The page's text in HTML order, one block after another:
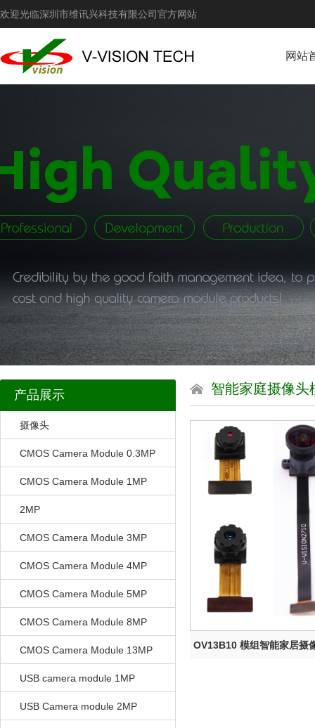
欢迎光临深圳市维讯兴科技有限公司官方网站
网站
产品展示
摄像头
CMOS Camera Module 0.3MP
CMOS Camera Module 1MP
2MP
CMOS Camera Module 3MP
CMOS Camera Module 4MP
CMOS Camera Module 5MP
CMOS Camera Module 8MP
CMOS Camera Module 13MP
USB camera module 1MP
USB Camera module 2MP
智能家庭摄像头
OV13B10 模组智能家居摄